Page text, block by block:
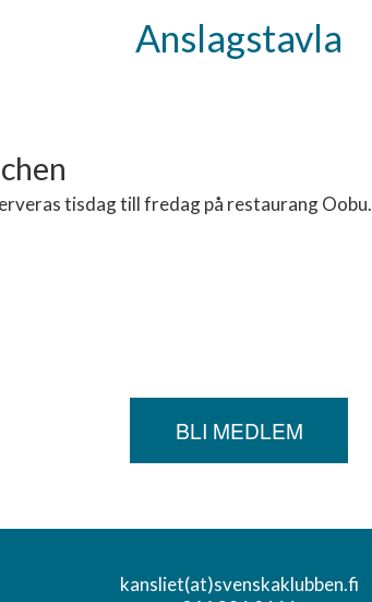
Anslagstavla
tisdag till fredag på restaurang Oobu.
BLI MEDLEM
kansliet(at)svenskaklubben.fi